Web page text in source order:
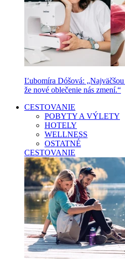
Ľubomíra Dóšová:
že nové oblečenie nás zmení.“
CESTOVANIE
POBYTY A VÝLETY
HOTELY
WELLNESS
OSTATNÉ
CESTOVANIE